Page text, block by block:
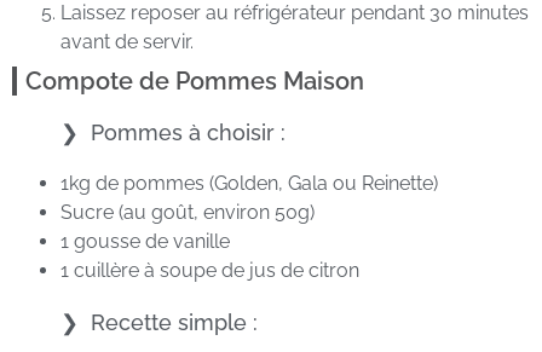
Laissez reposer au réfrigérateur pendant 30 minutes
avant de servir.
Compote de Pommes Maison
Pommes à choisir :
1kg de pommes (Golden, Gala ou Reinette)
Sucre (au goût, environ 50g)
1 gousse de vanille
1 cuillère à soupe de jus de citron
Recette simple :